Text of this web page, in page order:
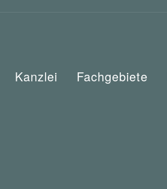
Kanzlei Fachgebiete